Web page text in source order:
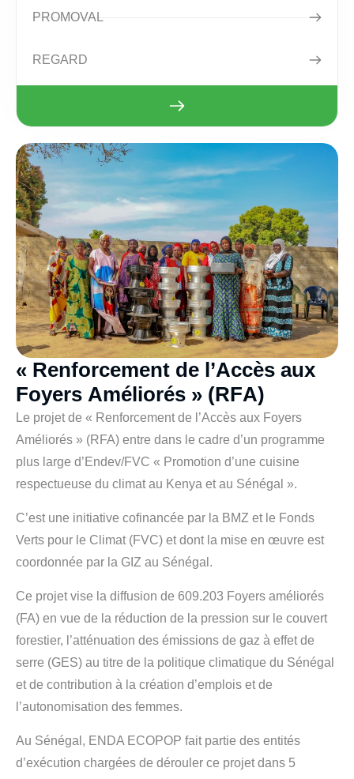
PROMOVAL
REGARD
« Renforcement de l’Accès aux
Foyers Améliorés » (RFA)
Le projet de « Renforcement de l’Accès aux Foyers
Améliorés » (RFA) entre dans le cadre d’un programme
plus large d’Endev/FVC « Promotion d’une cuisine
respectueuse du climat au Kenya et au Sénégal ».
C’est une initiative cofinancée par la BMZ et le Fonds
Verts pour le Climat (FVC) et dont la mise en œuvre est
coordonnée par la GIZ au Sénégal.
Ce projet vise la diffusion de 609.203 Foyers améliorés
(FA) en vue de la réduction de la pression sur le couvert
forestier, l’atténuation des émissions de gaz à effet de
serre (GES) au titre de la politique climatique du Sénégal
et de contribution à la création d’emplois et de
l’autonomisation des femmes.
Au Sénégal, ENDA ECOPOP fait partie des entités
d’exécution chargées de dérouler ce projet dans 5